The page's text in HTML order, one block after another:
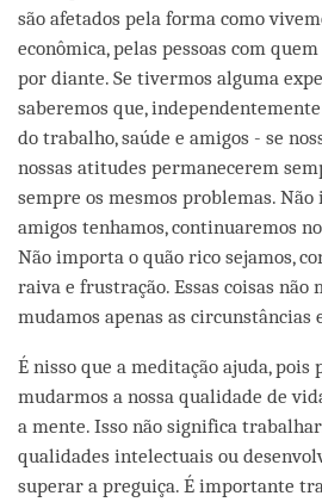
são afetados pela forma como
econômica, pelas pessoas com
por diante. Se tivermos alguma
saberemos que,
do trabalho, saúde e amigos - se
nossas atitudes permanecerem
sempre os mesmos problemas.
amigos tenhamos, continuaremos
Não importa o quão rico sejamos,
raiva e frustração. Essas coisas não
mudamos apenas as circunstâncias
É nisso que a meditação ajuda, pois
mudarmos a nossa qualidade de
a mente. Isso não significa
qualidades intelectuais ou
superar a preguiça. É importante